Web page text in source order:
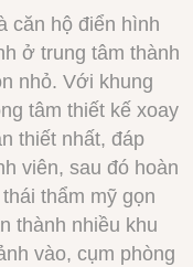
căn hộ điển hình
ở trung tâm thành
nhỏ. Với khung
tâm thiết kế xoay
thiết nhất, đáp
viên, sau đó hoàn
thẩm mỹ gọn
thành nhiều khu
vào, cụm phòng